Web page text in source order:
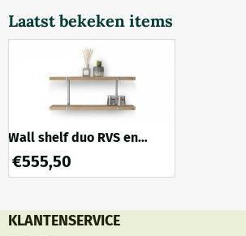
Laatst bekeken items
Wall shelf duo RVS en
zwart.
€555,50
KLANTENSERVICE